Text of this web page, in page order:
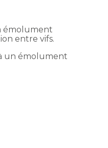
émolument
entre vifs.
un émolument